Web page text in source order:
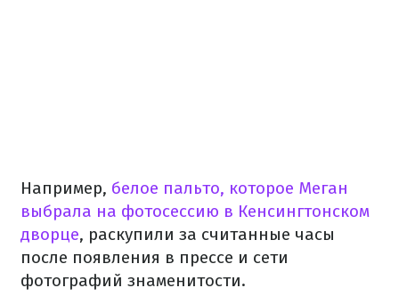
Например, белое пальто, которое Меган
выбрала на фотосессию в Кенсингтонском
дворце, раскупили за считанные часы
после появления в прессе и сети
фотографий знаменитости.